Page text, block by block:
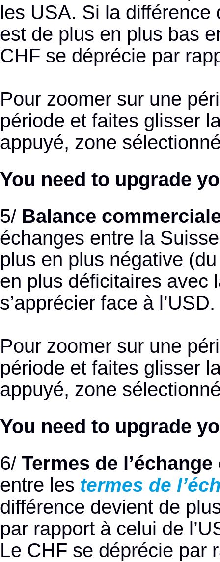
les USA. Si la différence
est de plus en plus bas
CHF se déprécie par
Pour zoomer sur une
période et faites glisser
appuyé, zone
You need to upgrade
5/ Balance
échanges entre la
plus en plus négative
en plus déficitaires avec
s’apprécier face à
Pour zoomer sur une
période et faites glisser
appuyé, zone
You need to upgrade
6/Termes de l’échange
entre les termes de
différence devient de
par rapport à celui de
Le CHF se déprécie par